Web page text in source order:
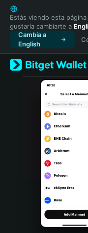
English
日本語
Tiếng Việt
Русский
Español
Türkçe
Italiano
Português (Portugal)
Bahasa Indonesia
Português (Brasil)
Español (Argentina)
Estás viendo esta página
gustaría cambiarte a
Cambia a
English